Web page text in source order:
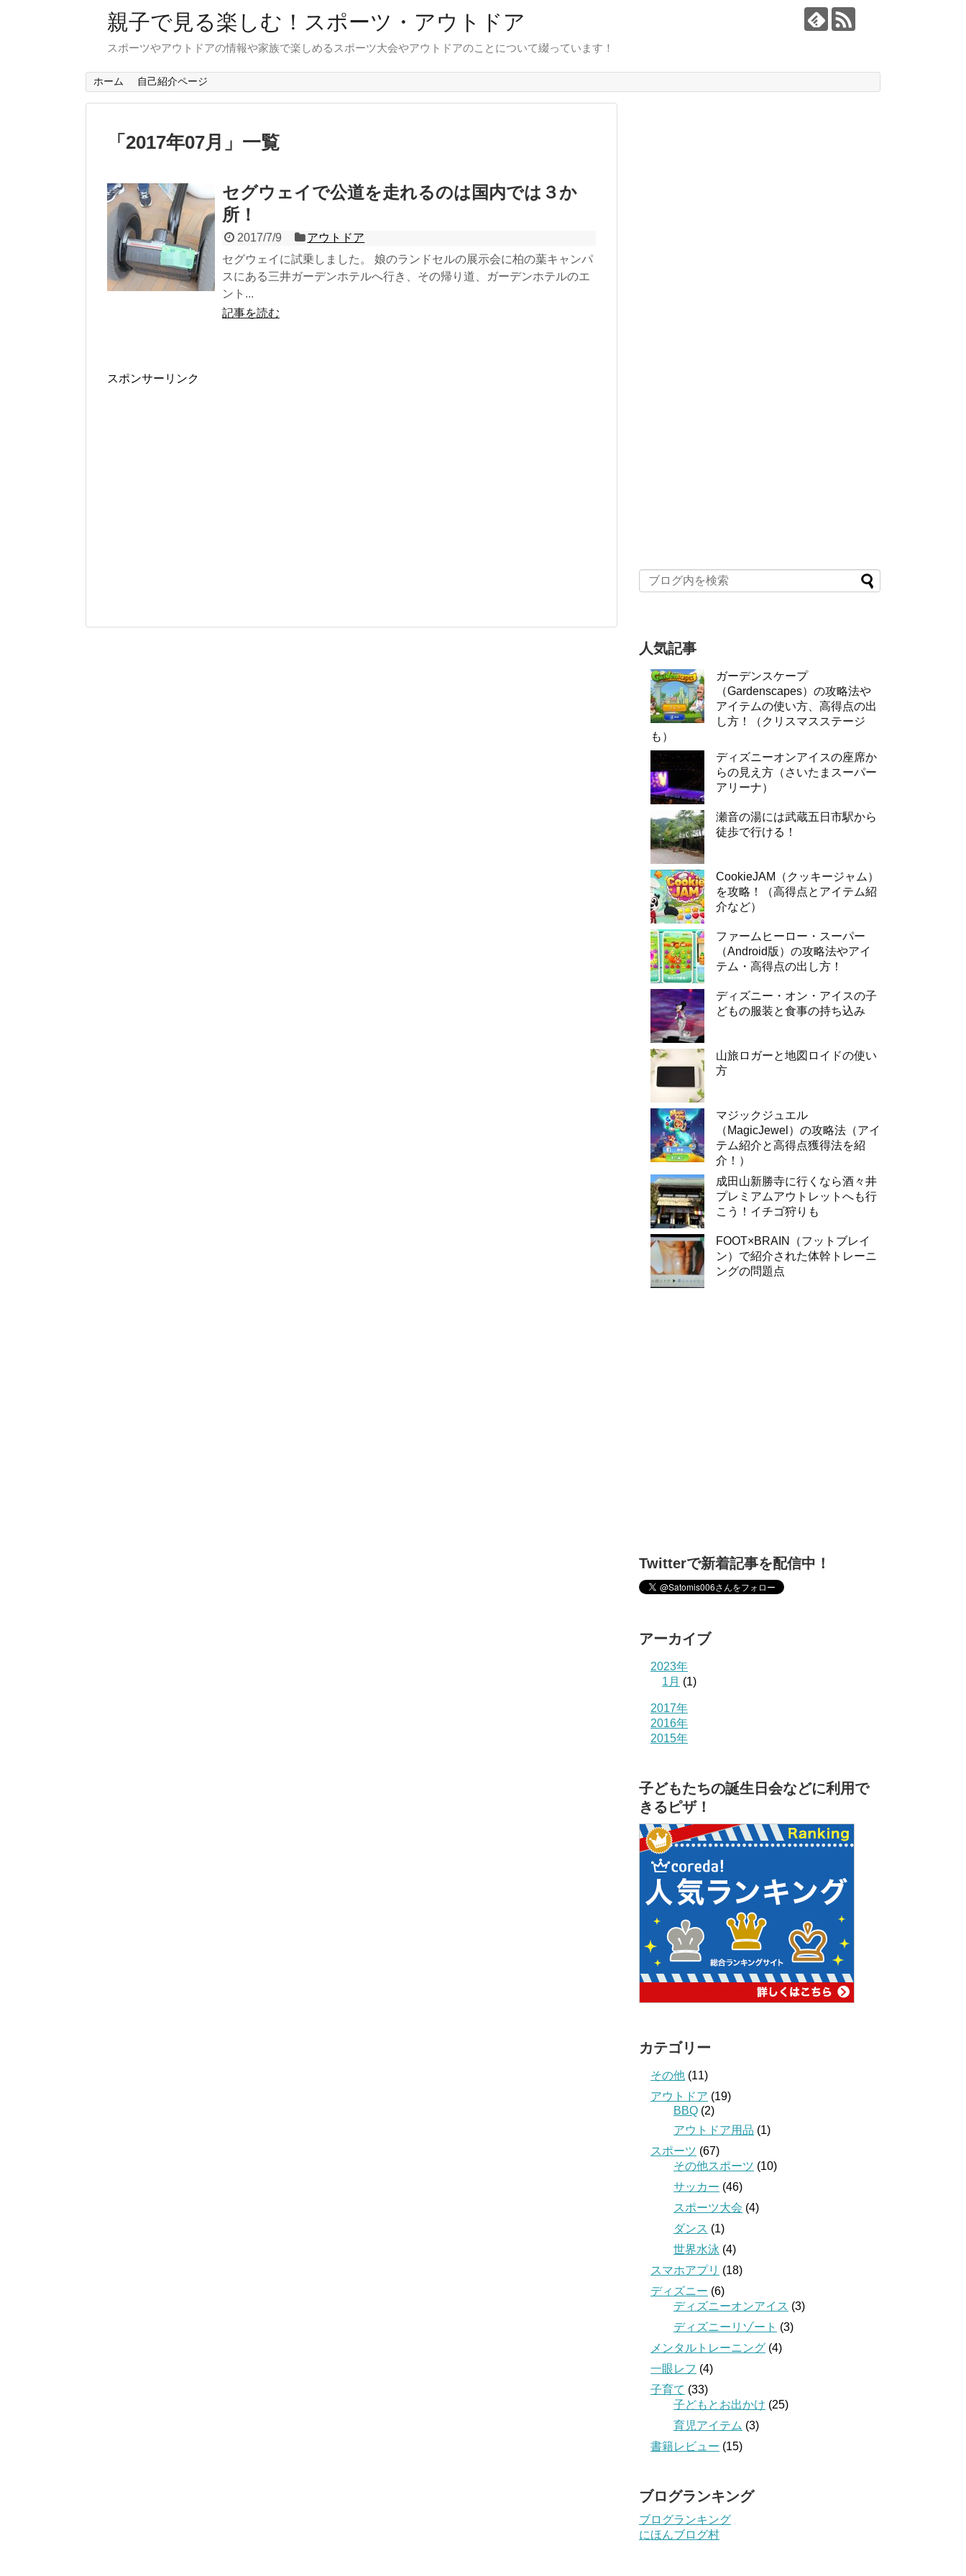
親子で見る楽しむ！スポーツ・アウトドア
スポーツやアウトドアの情報や家族で楽しめるスポーツ大会やアウトドアのことについて綴っています！
ホーム 自己紹介ページ
「 2017年07月 」 一覧
セグウェイで公道を走れるのは国内では３か
所！
2017/7/9
アウトドア
セグウェイに試乗しました。 娘のランドセルの展示会に柏の葉キャンパ
スにある三井ガーデンホテルへ行き、その帰り道、ガーデンホテルのエ
ント...
記事を読む
スポンサーリンク
人気記事
ガーデンスケープ
（Gardenscapes）の攻略法や
アイテムの使い方、高得点の出
し方！（クリスマスステージ
も）
ディズニーオンアイスの座席か
らの見え方（さいたまスーパー
アリーナ）
瀬音の湯には武蔵五日市駅から
徒歩で行ける！
CookieJAM（クッキージャム）
を攻略！（高得点とアイテム紹
介など）
ファームヒーロー・スーパー
（Android版）の攻略法やアイ
テム・高得点の出し方！
ディズニー・オン・アイスの子
どもの服装と食事の持ち込み
山旅ロガーと地図ロイドの使い
方
マジックジュエル
（MagicJewel）の攻略法（アイ
テム紹介と高得点獲得法を紹
介！）
成田山新勝寺に行くなら酒々井
プレミアムアウトレットへも行
こう！イチゴ狩りも
FOOT×BRAIN（フットブレイ
ン）で紹介された体幹トレーニ
ングの問題点
Twitterで新着記事を配信中！
アーカイブ
2023年
1月 (1)
2017年
2016年
2015年
子どもたちの誕生日会などに利用で
きるピザ！
カテゴリー
その他 (11)
アウトドア (19)
BBQ (2)
アウトドア用品 (1)
スポーツ (67)
その他スポーツ (10)
サッカー (46)
スポーツ大会 (4)
ダンス (1)
世界水泳 (4)
スマホアプリ (18)
ディズニー (6)
ディズニーオンアイス (3)
ディズニーリゾート (3)
メンタルトレーニング (4)
一眼レフ (4)
子育て (33)
子どもとお出かけ (25)
育児アイテム (3)
書籍レビュー (15)
ブログランキング
ブログランキング
にほんブログ村